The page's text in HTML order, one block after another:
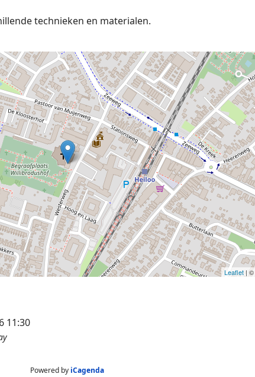
technieken en materialen.
Leaflet| ©
11:30
Powered by iCagenda